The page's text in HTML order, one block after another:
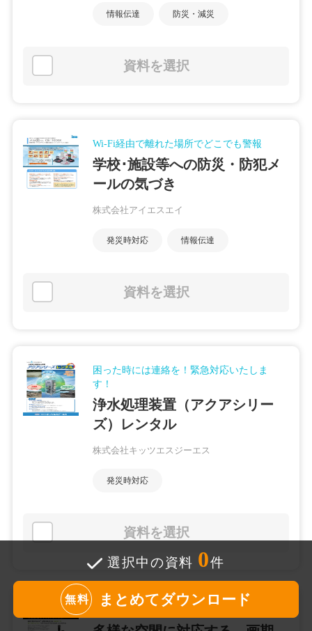
情報伝達 防災・減災
資料を選択
Wi-Fi経由で離れた場所でどこでも警報
学校･施設等への防災・防犯メ
ールの気づき
株式会社アイエスエイ
発災時対応 情報伝達
資料を選択
困った時には連絡を！緊急対応いたしま
す！
浄水処理装置（アクアシリー
ズ）レンタル
株式会社キッツエスジーエス
発災時対応
資料を選択
オールインワイヤレスシステム neXt2
選択中の資料 0件
無料 まとめてダウンロード